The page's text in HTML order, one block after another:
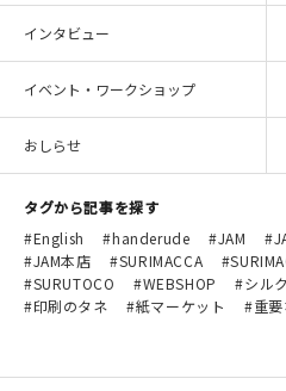
おしらせ
マイアカウント
カートを見る
お買い物ガイド
よくある質問
お問い合わせ
インタビュー
イベント・ワークショップ
おしらせ
タグから記事を探す
English
handerude JAM
JAM本店
SURIMACCA
SURUTOCO
WEBSHOP シル
印刷のタネ
紙マーケット 重